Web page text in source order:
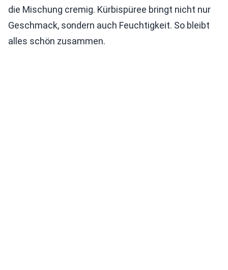
die Mischung cremig. Kürbispüree bringt nicht nur
Geschmack, sondern auch Feuchtigkeit. So bleibt
alles schön zusammen.